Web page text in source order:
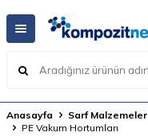
Anasayfa Sarf Malzemeler
PE Vakum Hortumları